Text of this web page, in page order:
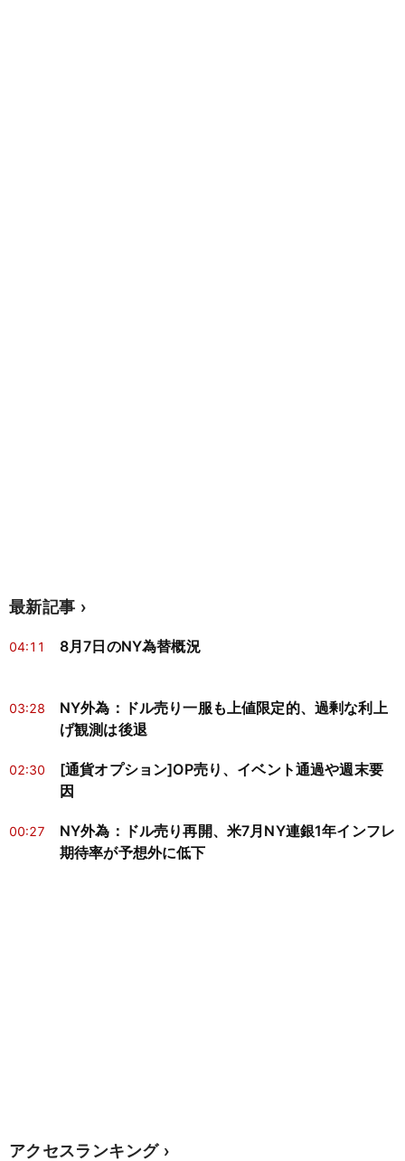
最新記事
04:11 8月7日のNY為替概況
03:28
NY外為：ドル売り一服も上値限定的、過剰な利上
げ観測は後退
02:30
[通貨オプション]OP売り、イベント通過や週末要
因
00:27
NY外為：ドル売り再開、米7月NY連銀1年インフレ
期待率が予想外に低下
アクセスランキング